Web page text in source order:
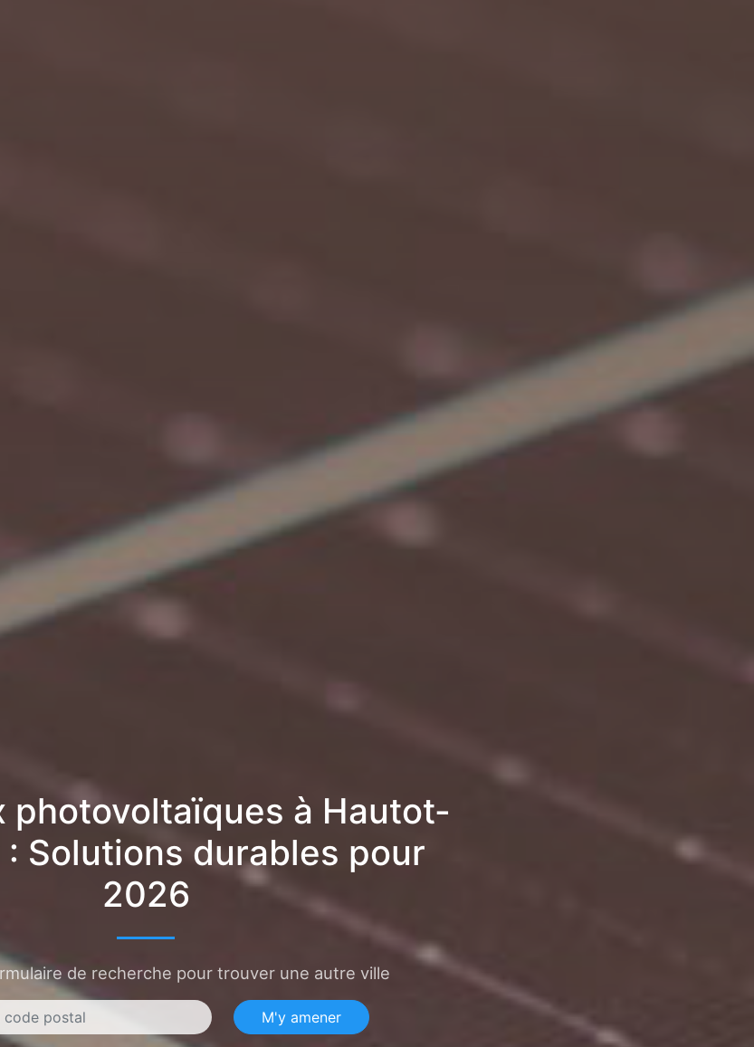
photovoltaïques à Hautot-
Solutions durables pour
2026
de recherche pour trouver une autre ville
M'y amener